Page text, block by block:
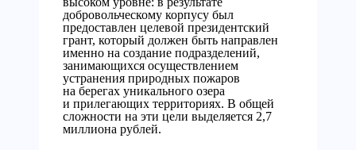
добровольческому корпусу был
предоставлен целевой президентский
грант, который должен быть направлен
именно на создание подразделений,
занимающихся осуществлением
устранения природных пожаров
на берегах уникального озера
и прилегающих территориях. В общей
сложности на эти цели выделяется 2,7
миллиона рублей.